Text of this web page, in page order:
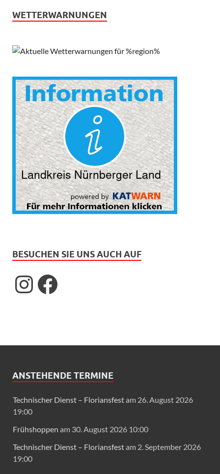
WETTERWARNUNGEN
BESUCHEN SIE UNS AUCH AUF
ANSTEHENDE TERMINE
Technischer Dienst – Floriansfestam 26. August 2026
19:00
Frühshoppen am 30. August 2026 10:00
Technischer Dienst – Floriansfestam 2. September 2026
19:00